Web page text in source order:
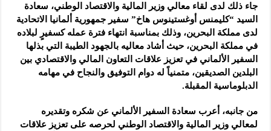
جاء ذلك لدى لقاء معالي وزير المالية والاقتصاد الوطني، سعادة
السيد “كليمنس أوغستينوس هاخ” سفير جمهورية ألمانيا الاتحادية
لدى مملكة البحرين، وذلك بمناسبة انتهاء فترة عمله كسفيرٍ لبلاده
في مملكة البحرين، حيث أشاد معاليه بالجهود الطيبة التي بذلها
السفير الألماني في تعزيز علاقات التعاون المالي والاقتصادي بين
البلدين الصديقين، متمنياً له دوام التوفيق والنجاح في مهامه
الدبلوماسية المقبلة.
من جانبه، أعرب سعادة السفير الألماني عن شكره وتقديره
لمعالي وزير المالية والاقتصاد الوطني لحرصه على تعزيز علاقات